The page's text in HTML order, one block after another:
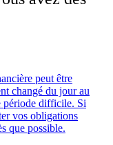
peut être
changé du jour au
période difficile. Si
vos obligations
que possible.